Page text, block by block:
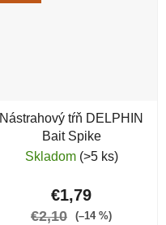
Nástrahový tŕň DELPHIN
Bait Spike
Skladom (>5 ks)
€1,79
€2,10 (–14 %)